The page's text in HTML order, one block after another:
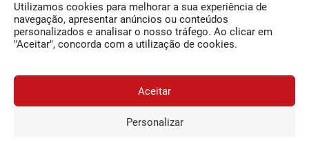
Utilizamos cookies para melhorar a sua experiência de
navegação, apresentar anúncios ou conteúdos
personalizados e analisar o nosso tráfego. Ao clicar em
"Aceitar", concorda com a utilização de cookies.
Aceitar
Personalizar
Siga-nos
Facebook
O Jornal da Bairrada
Contactos
Termos e Condições